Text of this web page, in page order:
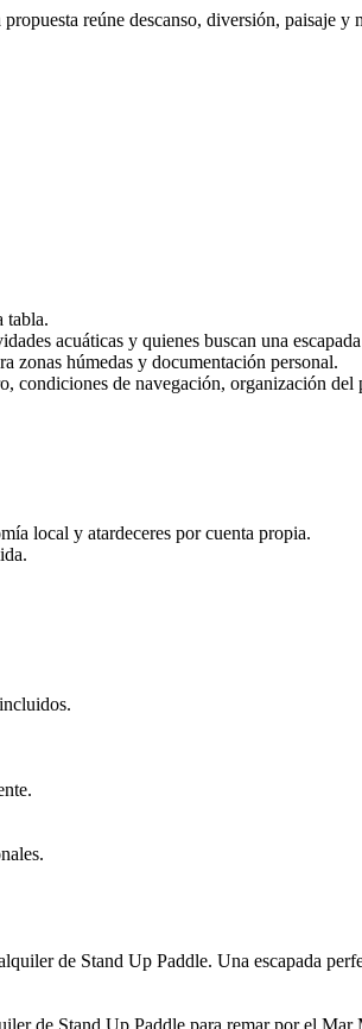
reúne descanso, diversión, paisaje
tabla.
acuáticas y quienes buscan una
zonas húmedas y documentación personal.
condiciones de navegación, organización
local y atardeceres por cuenta propia.
de Stand Up Paddle. Una escapada